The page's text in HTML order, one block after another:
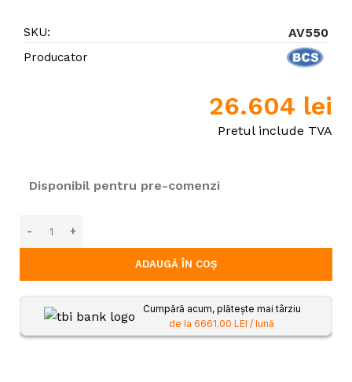
SKU: AV550
Producator
26.604 lei
Pretul include TVA
Disponibil pentru pre-comenzi
ADAUGĂ ÎN COȘ
Cumpără acum, plătește mai târziu
de la 6661.00 LEI / lună